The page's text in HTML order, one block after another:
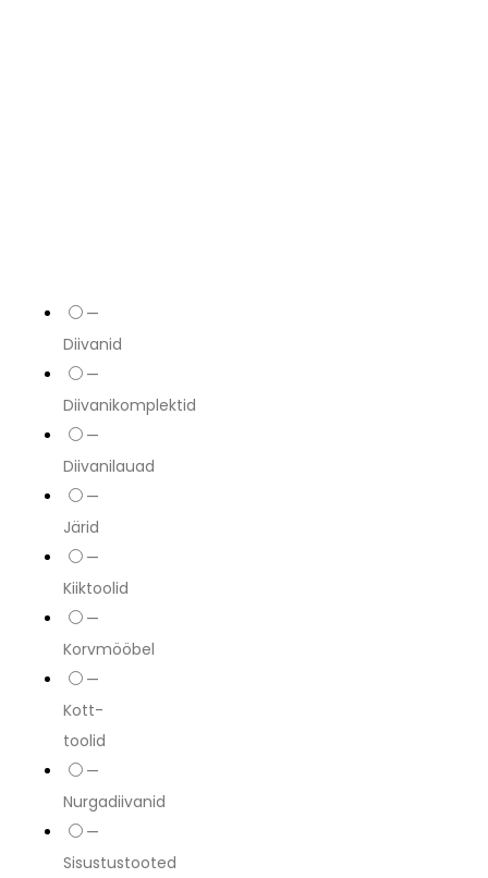
—
Diivanid
—
Diivanikomplektid
—
Diivanilauad
—
Järid
—
Kiiktoolid
—
Korvmööbel
—
Kott-
toolid
—
Nurgadiivanid
—
Sisustustooted